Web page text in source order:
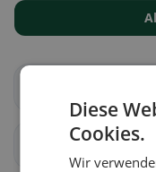
Cadenazzo
Diese
Cookies.
Wir